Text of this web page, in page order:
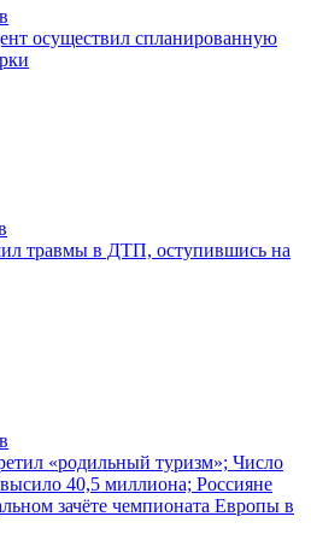
осуществил спланированную
травмы в ДТП, оступившись на
«родильный туризм»; Число
40,5 миллиона; Россияне
зачёте чемпионата Европы в